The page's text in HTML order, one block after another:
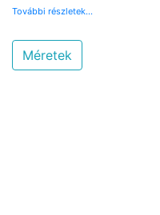
További részletek...
Méretek